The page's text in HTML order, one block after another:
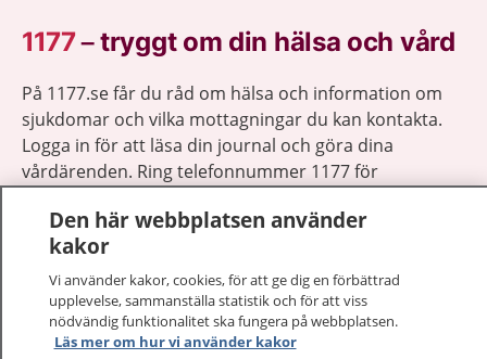
1177–tryggt om din hälsa och vård
På 1177.se får du råd om hälsa och information om
sjukdomar och vilka mottagningar du kan kontakta.
Logga in för att läsa din journal och göra dina
vårdärenden. Ring telefonnummer 1177 för
1177 ger dig råd när du vill må bättre.
Den här webbplatsen använder
kakor
Vi använder kakor, cookies, för att ge dig en förbättrad
upplevelse, sammanställa statistik och för att viss
nödvändig funktionalitet ska fungera på webbplatsen.
Läs mer om hur vi använder kakor